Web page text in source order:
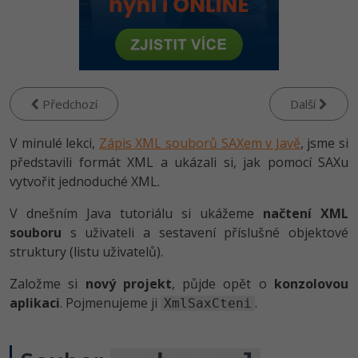
HTML5, CSS3, Bootstrap, SEO
SQL a databáze
Testování a verzování
UML a návrhové vzory
React
Spring
ASP.NET MVC
Django
JavaScript
Python
HTML / CSS
UML a návrhové vzory
MySQL/MariaDB
MS-SQL
SQLite
Vývojář mobilních aplikací
Specialista na AI a bigdata
C# Game developer
Webdesigner
Tester
Grafik / UX/UI návrhář
Projektový manažer
Databázový analytik
Python -80%
JavaScript -80%
PHP
-80%
Swift -80%
-80%
VB.NET
SQL
Předchozí Další
V minulé lekci, Zápis XML souborů SAXem v Javě, jsme si
představili formát XML a ukázali si, jak pomocí SAXu
vytvořit jednoduché XML.
V dnešním Java tutoriálu si ukážeme načtení XML
souboru s uživateli a sestavení příslušné objektové
struktury (listu uživatelů).
Založme si nový projekt, půjde opět o konzolovou
aplikaci. Pojmenujeme ji XmlSaxCteni .